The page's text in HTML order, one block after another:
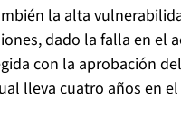
la alta
dado la falla en el
con la aprobación
lleva cuatro años en